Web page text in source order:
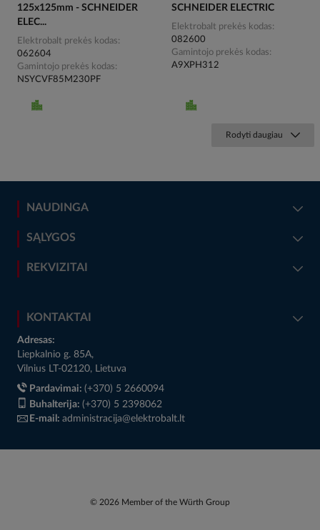
125x125mm - SCHNEIDER
ELEC...
Elektrobalt prekės kodas
062604
Gamintojo prekės kodas
NSYCVF85M230PF
SCHNEIDER ELECTRIC
Elektrobalt prekės kodas
082600
Gamintojo prekės kodas
A9XPH312
Rodyti daugiau
NAUDINGA
SĄLYGOS
REKVIZITAI
KONTAKTAI
Adresas:
Liepkalnio g. 85A,
Vilnius LT-02120, Lietuva
Pardavimai: (+370) 5 2660094
Buhalterija: (+370) 5 2398062
E-mail: administracija@elektrobalt.lt
© 2026 Member of the Würth Group